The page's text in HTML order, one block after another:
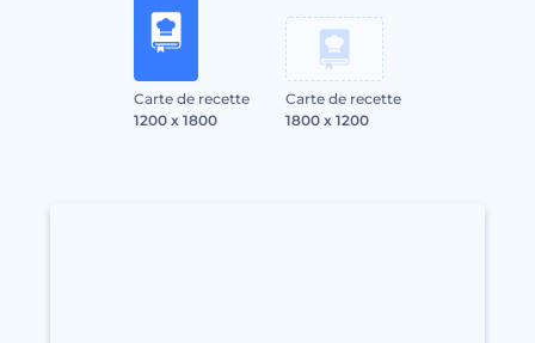
Carte de recette
1200 x 1800
Carte de recette
1800 x 1200